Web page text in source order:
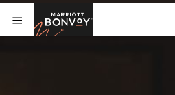
Skip to Content